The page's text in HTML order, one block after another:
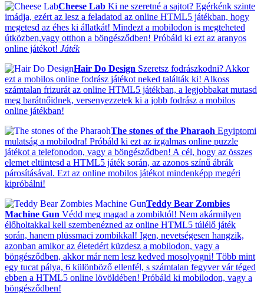
Cheese Lab Ki ne szeretné a sajtot? Egérkénk szinte
imádja, ezért az lesz a feladatod az online HTML5 játékban, hogy
megetesd az éhes ki állatkát! Mindezt a mobilodon is megteheted
útközben,vagy otthon a böngésződben! Próbáld ki ezt az aranyos
online játékot! Játék
Hair Do Design Szeretsz fodrászkodni? Akkor
ezt a mobilos online fodrász játékot neked találták ki! Alkoss
számtalan frizurát az online HTML5 játékban, a legjobbakat mutasd
meg barátnőidnek, versenyezzetek ki a jobb fodrász a mobilos
online játékban!
The stones of the Pharaoh Egyiptomi
mulatság a mobilodra! Próbáld ki ezt az izgalmas online puzzle
játékot a telefonodon, vagy a böngésződben! A cél, hogy az összes
elemet eltüntesd a HTML5 játék során, az azonos színű ábrák
párosításával. Ezt az online mobilos játékot mindenképp megéri
kipróbálni!
Teddy Bear Zombies
Machine Gun Védd meg magad a zombiktól! Nem akármilyen
élőholtakkal kell szembenézned az online HTML5 túlélő játék
során, hanem plüssmaci zombikkal! Igen, nevetségesen hangzik,
azonban amikor az életedért küzdesz a mobilodon, vagy a
böngésződben, akkor már nem lesz kedved mosolyogni! Több mint
egy tucat pálya, 6 különböző ellenfél, s számtalan fegyver vár téged
ebben a HTML5 online lövöldében! Próbáld ki mobilodon, vagy a
böngésződben!